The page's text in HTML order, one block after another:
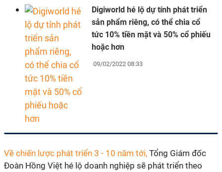
Digiworld hé lộ dự tính phát triển
sản phẩm riêng, có thể chia cổ
tức 10% tiền mặt và 50% cổ phiếu
hoặc hơn
09/02/2022 08:33
Về chiến lược phát triển 3 - 10 năm tới, Tổng Giám đốc
Đoàn Hồng Việt hé lộ doanh nghiệp sẽ phát triển theo